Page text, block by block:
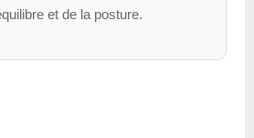
et de la posture.